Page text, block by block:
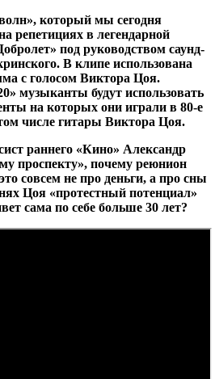
который мы сегодня
репетициях в легендарной
под руководством саунд-
В клипе использована
с голосом Виктора Цоя.
музыканты будут использовать
на которых они играли в 80-е
числе гитары Виктора Цоя.
раннего «Кино» Александр
проспекту», почему реюнион
совсем не про деньги, а про сны
Цоя «протестный потенциал»
сама по себе больше 30 лет?